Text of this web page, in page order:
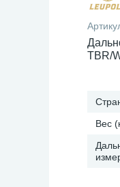
TBR/
Вес